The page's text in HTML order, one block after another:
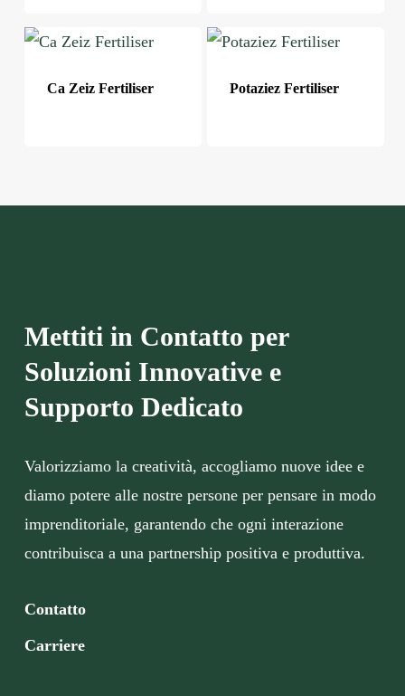
Ca Zeiz Fertiliser Potaziez Fertiliser
Mettiti in Contatto per
Soluzioni Innovative e
Supporto Dedicato
Valorizziamo la creatività, accogliamo nuove idee e
diamo potere alle nostre persone per pensare in modo
imprenditoriale, garantendo che ogni interazione
contribuisca a una partnership positiva e produttiva.
Contatto
Carriere